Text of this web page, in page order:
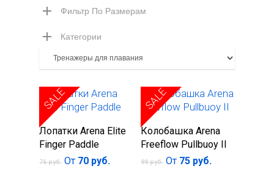
Фильтр По Размерам
Категории
Выберите
параметры
SALE
Лопатки Arena Elite
Finger Paddle
76руб. От 70 руб.
Выберите
параметры
SALE
Колобашка Arena
Freeflow Pullbuoy II
99руб. От 75 руб.